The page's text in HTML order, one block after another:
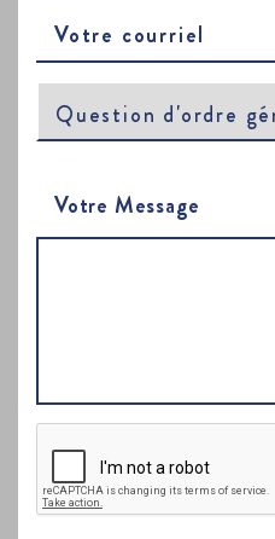
COURRIEL
Votre Message